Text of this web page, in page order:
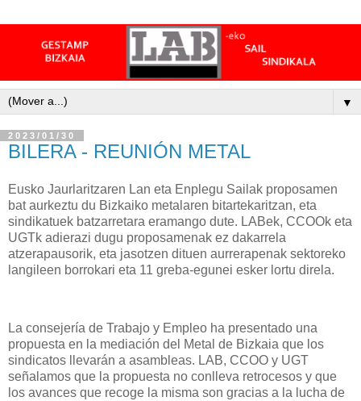
▼
2023/01/30
BILERA - REUNIÓN METAL
Eusko Jaurlaritzaren Lan eta Enplegu Sailak proposamen
bat aurkeztu du Bizkaiko metalaren bitartekaritzan, eta
sindikatuek batzarretara eramango dute. LABek, CCOOk eta
UGTk adierazi dugu proposamenak ez dakarrela
atzerapausorik, eta jasotzen dituen aurrerapenak sektoreko
langileen borrokari eta 11 greba-egunei esker lortu direla.
La consejería de Trabajo y Empleo ha presentado una
propuesta en la mediación del Metal de Bizkaia que los
sindicatos llevarán a asambleas. LAB, CCOO y UGT
señalamos que la propuesta no conlleva retrocesos y que
los avances que recoge la misma son gracias a la lucha de